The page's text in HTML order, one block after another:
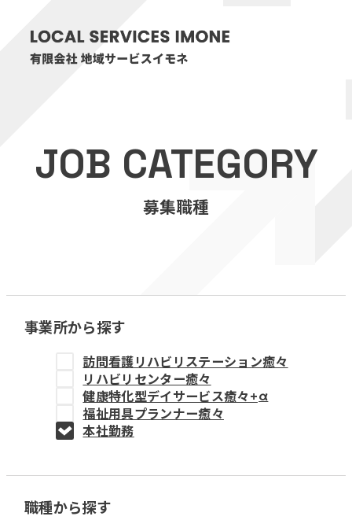
医療・介護事業
訪問看護リハビリステーション癒々
福祉用具プランナー癒々
教育事業
姫路中央こども園
姫路中央保育園
採用情報
JOB CATEGORY
募集職種
事業所から探す
訪問看護リハビリステーション癒々
リハビリセンター癒々
健康特化型デイサービス癒々+α
福祉用具プランナー癒々
本社勤務
職種から探す